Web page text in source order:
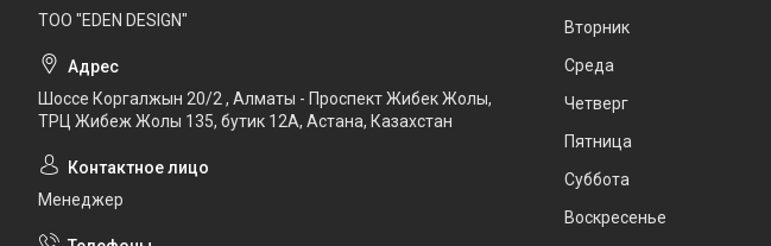
ТОО "EDEN DESIGN"
Шоссе Коргалжын 20/2 , Алматы - Проспект Жибек Жолы,
ТРЦ Жибеж Жолы 135, бутик 12А, Астана, Казахстан
Менеджер
Вторник
Среда
Четверг
Пятница
Суббота
Воскресенье